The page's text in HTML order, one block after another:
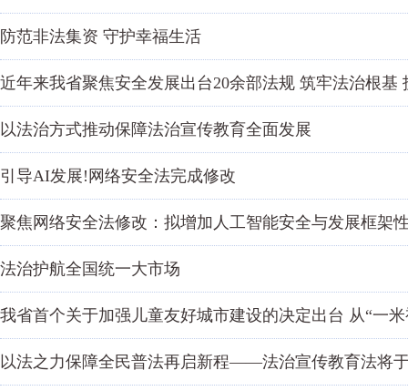
防范非法集资 守护幸福生活
近年来我省聚焦安全发展出台20余部法规 筑牢法治根基
以法治方式推动保障法治宣传教育全面发展
引导AI发展!网络安全法完成修改
聚焦网络安全法修改：拟增加人工智能安全与发展框架
法治护航全国统一大市场
我省首个关于加强儿童友好城市建设的决定出台 从“一
以法之力保障全民普法再启新程——法治宣传教育法将